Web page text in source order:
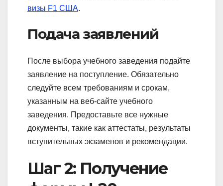
визы F1 США.
Подача заявлений
После выбора учебного заведения подайте
заявление на поступление. Обязательно
следуйте всем требованиям и срокам,
указанным на веб-сайте учебного
заведения. Предоставьте все нужные
документы, такие как аттестаты, результаты
вступительных экзаменов и рекомендации.
Шаг 2: Получение